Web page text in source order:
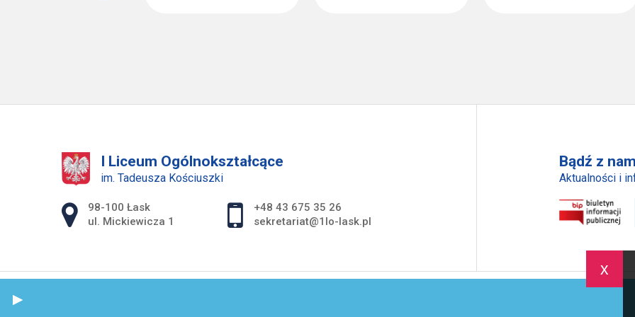
x
I Liceum Ogólnokształcące
im. Tadeusza Kościuszki
Adres pocztowy:
98-100 Łask
ul. Mickiewicza 1
+48 43 675 35 26
sekretariat@1lo-lask.pl
Bądź z
Aktualności i